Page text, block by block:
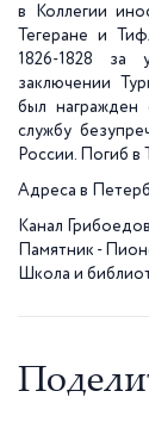
в Коллегии
Тегеране и
1826-1828 за
заключении
был
службу
России. Погиб в
Адреса в
Канал
Памятник -
Школа и